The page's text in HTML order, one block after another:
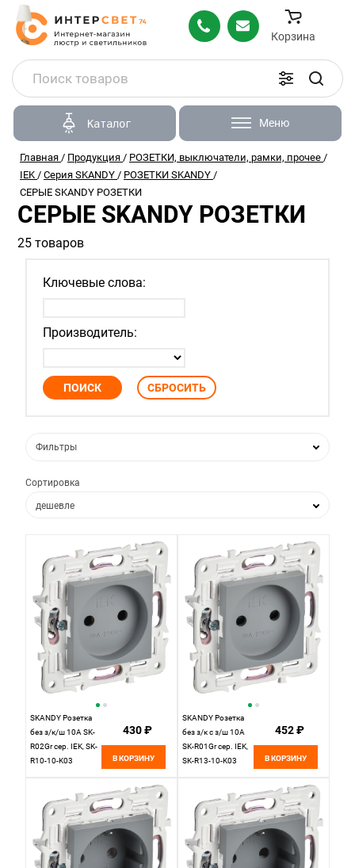
Корзина
Каталог Меню
Главная / Продукция / РОЗЕТКИ, выключатели, рамки, прочее /
IEK / Серия SKANDY / РОЗЕТКИ SKANDY /
СЕРЫЕ SKANDY РОЗЕТКИ
СЕРЫЕ SKANDY РОЗЕТКИ
25 товаров
Ключевые слова:
Производитель:
Фильтры
Сортировка
дешевле
по популярности
по новизне
SKANDY Розетка
без з/к/ш 10А SK-
R02Gr сер. IEK, SK-
R10-10-K03
430 ₽
В КОРЗИНУ
SKANDY Розетка
без з/к с з/ш 10А
SK-R01Gr сер. IEK,
SK-R13-10-K03
452 ₽
В КОРЗИНУ